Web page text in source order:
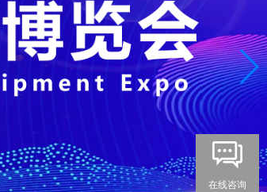
在线咨询